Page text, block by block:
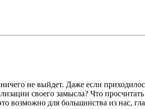
не выйдет. Даже если
своего замысла? Что
возможно для большинства из нас,